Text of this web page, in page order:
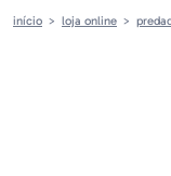
início loja online